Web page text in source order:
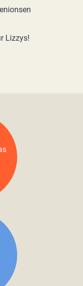
Lizzys!